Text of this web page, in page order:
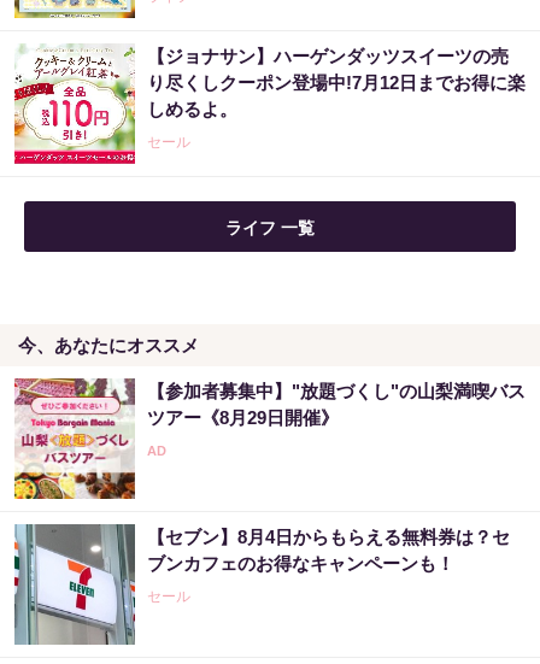
【ジョナサン】ハーゲンダッツスイーツの売
り尽くしクーポン登場中!7月12日までお得に楽
しめるよ。
セール
ライフ 一覧
今、あなたにオススメ
【参加者募集中】"放題づくし"の山梨満喫バス
ツアー《8月29日開催》
【セブン】8月4日からもらえる無料券は？セ
ブンカフェのお得なキャンペーンも！
セール